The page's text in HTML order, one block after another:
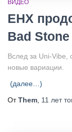
ВИДЕО
EHX
Bad
Вслед за Uni-Vibe,
новые вариации.
(далее…)
ОтThem 11 лет